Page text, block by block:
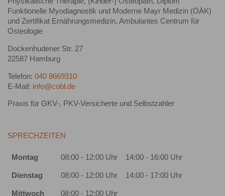
Funktionelle Myodiagnostik und Moderne Mayr Medizin (ÖÄK)
und Zertifikat Ernährungsmedizin, Ambulantes Centrum für
Osteologie
Dockenhudener Str. 27
22587 Hamburg
Telefon: 040 8669310
E-Mail: info@cobl.de
Praxis für GKV-, PKV-Versicherte und Selbstzahler
SPRECHZEITEN
Montag 08:00 - 12:00 Uhr 14:00 - 16:00 Uhr
Dienstag 08:00 - 12:00 Uhr 14:00 - 17:00 Uhr
Mittwoch 08:00 - 12:00 Uhr